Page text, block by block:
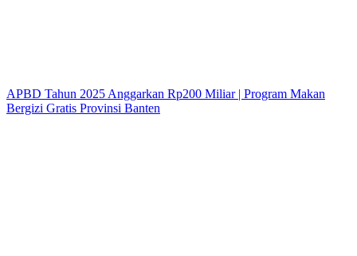
APBD Tahun 2025 Anggarkan Rp200 Miliar | Program Makan
Bergizi Gratis Provinsi Banten